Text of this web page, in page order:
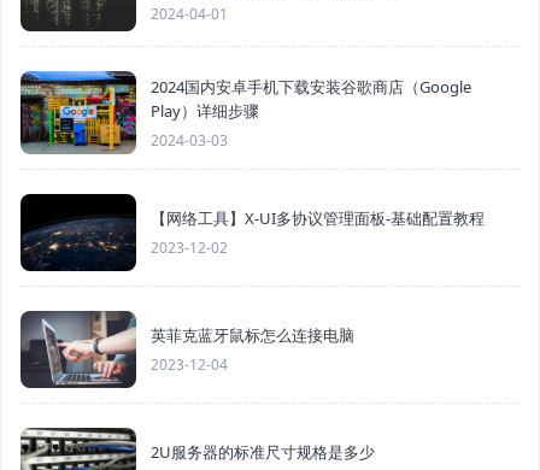
2024-04-01
2024国内安卓手机下载安装谷歌商店（Google
Play）详细步骤
2024-03-03
【网络工具】X-UI多协议管理面板-基础配置教程
2023-12-02
英菲克蓝牙鼠标怎么连接电脑
2023-12-04
2U服务器的标准尺寸规格是多少